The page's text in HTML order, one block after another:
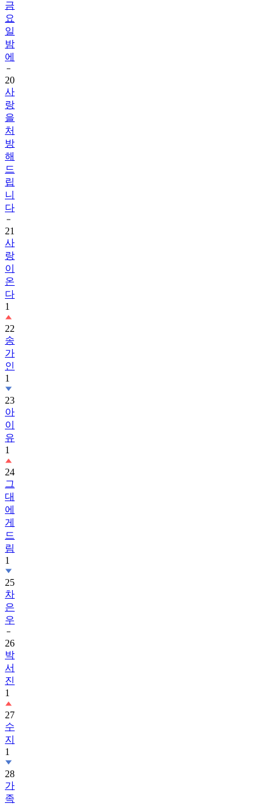
금
요
일
밤
에
20
사
랑
을
처
방
해
드
립
니
다
21
사
랑
이
온
다
1
22
송
가
인
1
23
아
이
유
1
24
그
대
에
게
드
림
1
25
차
은
우
26
박
서
진
1
27
수
지
1
28
가
족